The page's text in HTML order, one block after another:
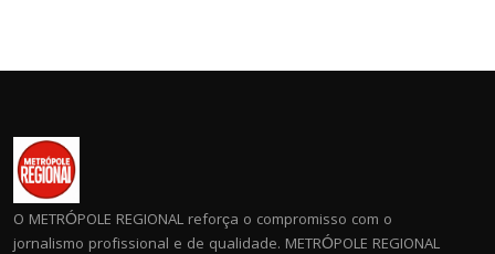
O METRÓPOLE REGIONAL reforça o compromisso com o
jornalismo profissional e de qualidade. METRÓPOLE REGIONAL